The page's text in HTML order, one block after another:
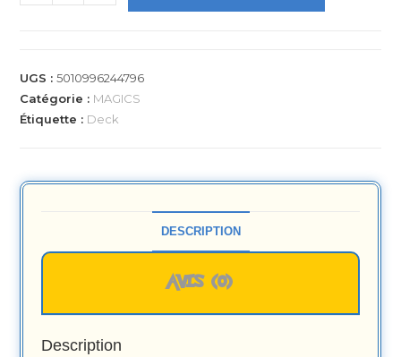
UGS :5010996244796
Catégorie : MAGICS
Étiquette : Deck
DESCRIPTION
AVIS (0)
Description